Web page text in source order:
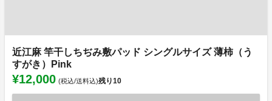
近江麻 竿干しちぢみ敷パッド シングルサイズ 薄柿（う
すがき）Pink
¥12,000 (税込/送料込)残り10